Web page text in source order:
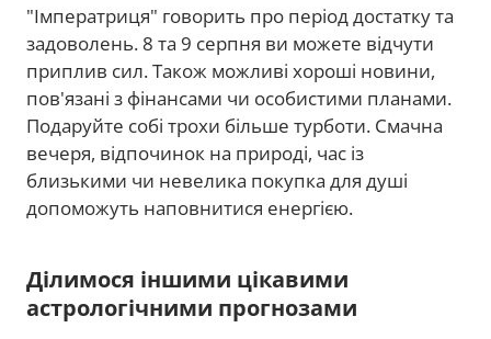
"Імператриця" говорить про період достатку та
задоволень. 8 та 9 серпня ви можете відчути
приплив сил. Також можливі хороші новини,
пов'язані з фінансами чи особистими планами.
Подаруйте собі трохи більше турботи. Смачна
вечеря, відпочинок на природі, час із
близькими чи невелика покупка для душі
допоможуть наповнитися енергією.
Ділимося іншими цікавими
астрологічними прогнозами